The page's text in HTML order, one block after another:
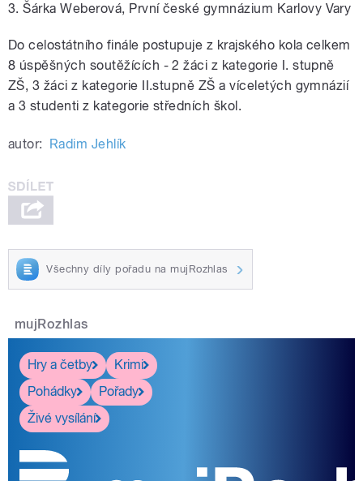
3. Šárka Weberová, První české gymnázium Karlovy Vary
Do celostátního finále postupuje z krajského kola celkem
8 úspěšných soutěžících - 2 žáci z kategorie I. stupně
ZŠ, 3 žáci z kategorie II.stupně ZŠ a víceletých gymnázií
a 3 studenti z kategorie středních škol.
autor: Radim Jehlík
Všechny díly pořadu na mujRozhlas
mujRozhlas
Hry a četby
Krimi
Pohádky
Pořady
Živé vysílání